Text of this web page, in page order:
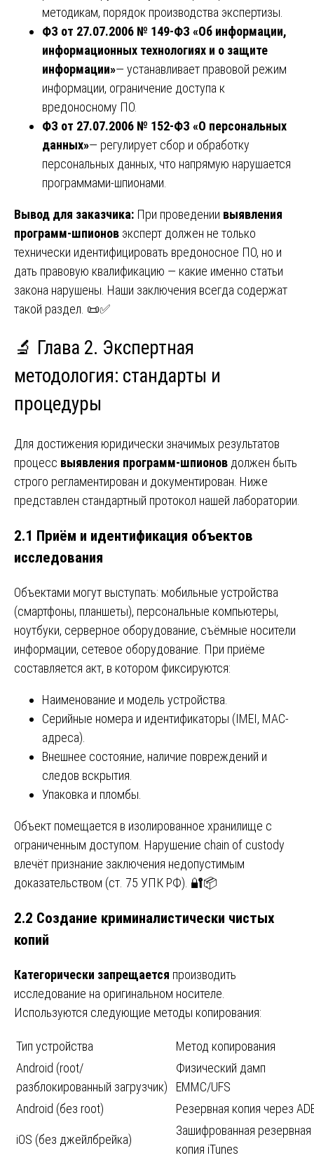
методикам, порядок производства экспертизы.
ФЗ от 27.07.2006 № 149-ФЗ «Об информации,
информационных технологиях и о защите
информации»— устанавливает правовой режим
информации, ограничение доступа к
вредоносному ПО.
ФЗ от 27.07.2006 № 152-ФЗ «О персональных
данных»— регулирует сбор и обработку
персональных данных, что напрямую нарушается
программами-шпионами.
Вывод для заказчика: При проведении выявления
программ-шпионов эксперт должен не только
технически идентифицировать вредоносное ПО, но и
дать правовую квалификацию — какие именно статьи
закона нарушены. Наши заключения всегда содержат
такой раздел. 📜✅
🔬 Глава 2. Экспертная
методология: стандарты и
процедуры
Для достижения юридически значимых результатов
процесс выявления программ-шпионов должен быть
строго регламентирован и документирован. Ниже
представлен стандартный протокол нашей лаборатории.
2.1 Приём и идентификация объектов
исследования
Объектами могут выступать: мобильные устройства
(смартфоны, планшеты), персональные компьютеры,
ноутбуки, серверное оборудование, съёмные носители
информации, сетевое оборудование. При приёме
составляется акт, в котором фиксируются:
Наименование и модель устройства.
Серийные номера и идентификаторы (IMEI, MAC-
адреса).
Внешнее состояние, наличие повреждений и
следов вскрытия.
Упаковка и пломбы.
Объект помещается в изолированное хранилище с
ограниченным доступом. Нарушение chain of custody
влечёт признание заключения недопустимым
доказательством (ст. 75 УПК РФ). 🔐📦
2.2 Создание криминалистически чистых
копий
Категорически запрещается производить
исследование на оригинальном носителе.
Используются следующие методы копирования:
Тип устройства
Метод копирования
Android (root/
разблокированный загрузчик)
Физический дамп
EMMC/UFS
Android (без root)
Резервная копия через
iOS (без джейлбрейка)
Зашифрованная резервная
копия iTunes